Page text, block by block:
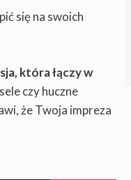
się na swoich
która łączy w
czy huczne
że Twoja impreza